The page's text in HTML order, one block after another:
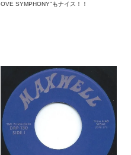
OVE SYMPHONY"もナイス！！